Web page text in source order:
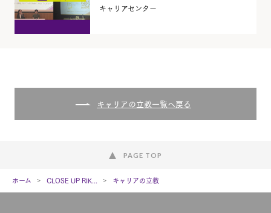
キャリアセンター
キャリアの立教一覧へ戻る
PAGE TOP
ホーム CLOSE UP RIK... キャリアの立教